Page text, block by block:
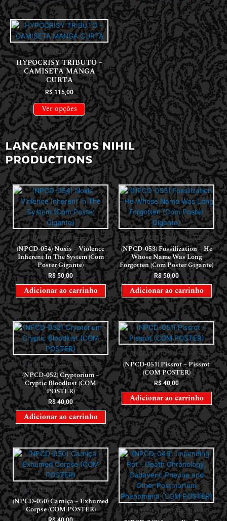
NOVIDADES
HYPOCRISY TRIBUTO –
CAMISETA MANGA
CURTA
R$115,00
Ver opções
LANÇAMENTOS NIHIL
PRODUCTIONS
LANÇAMENTOS // RELEASES
(NPCD-054) Noxis – Violence
Inherent In The System (Com
Poster Gigante)
R$ 50,00
Adicionar ao carrinho
LANÇAMENTOS // RELEASES
(NPCD-053) Fossilization – He
Whose Name Was Long
Forgotten (Com Poster Gigante)
R$50,00
Adicionar ao carrinho
LANÇAMENTOS // RELEASES
(NPCD-052) Cryptorium –
Cryptic Bloodlust (COM
POSTER)
R$40,00
Adicionar ao carrinho
LANÇAMENTOS // RELEASES
(NPCD-051) Pissrot – Pissrot
(COM POSTER)
R$40,00
Adicionar ao carrinho
LANÇAMENTOS // RELEASES
(NPCD-050) Carniça – Exhumed
Corpse (COM POSTER)
LANÇAMENTOS // RELEASES